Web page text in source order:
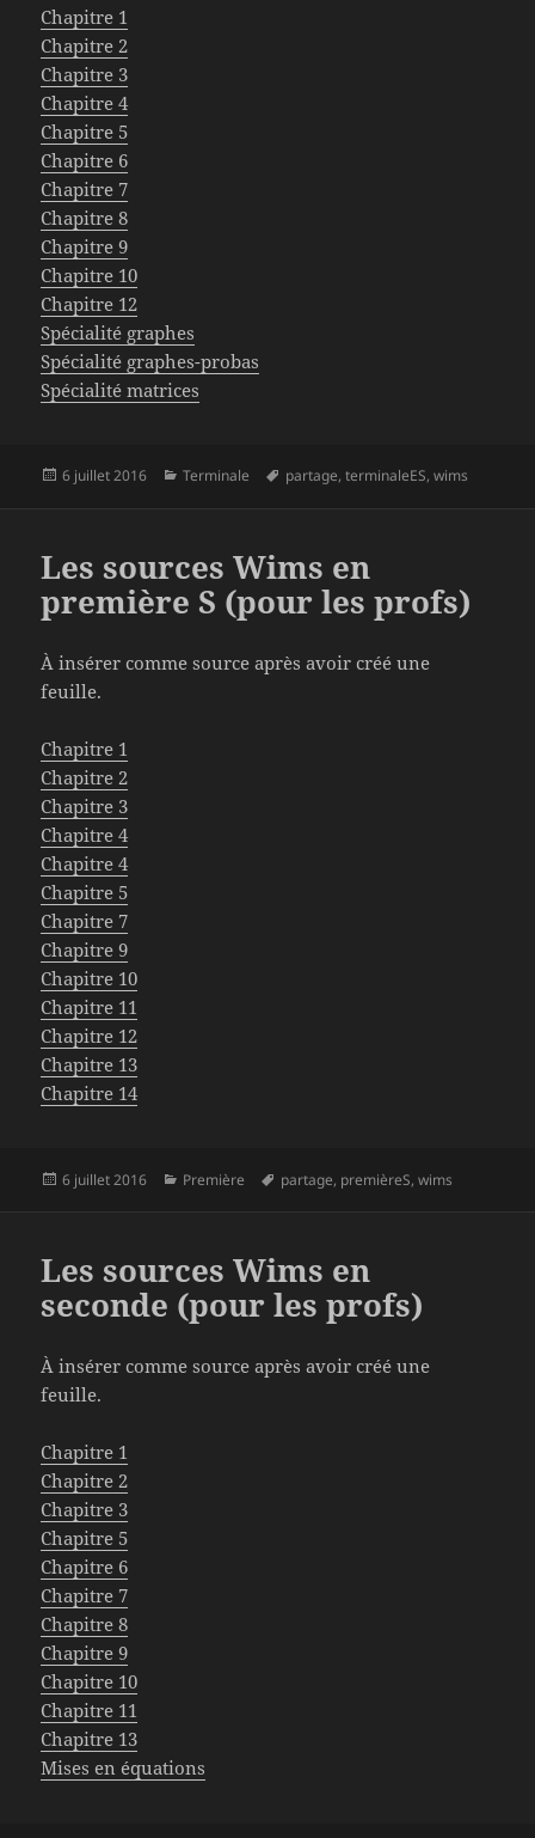
Chapitre 1
Chapitre 2
Chapitre 3
Chapitre 4
Chapitre 5
Chapitre 6
Chapitre 7
Chapitre 8
Chapitre 9
Chapitre 10
Chapitre 12
Spécialité graphes
Spécialité graphes-probas
Spécialité matrices
Publié
6 juillet 2016 Catégories
Terminale
Mots-
partage,terminaleES,wims
Les sources Wims en
première S (pour les profs)
À insérer comme source après avoir créé une
feuille.
Chapitre 1
Chapitre 2
Chapitre 3
Chapitre 4
Chapitre 4
Chapitre 5
Chapitre 7
Chapitre 9
Chapitre 10
Chapitre 11
Chapitre 12
Chapitre 13
Chapitre 14
Publié
6 juillet 2016 Catégories
Première
Mots-
partage, premièreS,wims
Les sources Wims en
seconde (pour les profs)
À insérer comme source après avoir créé une
feuille.
Chapitre 1
Chapitre 2
Chapitre 3
Chapitre 5
Chapitre 6
Chapitre 7
Chapitre 8
Chapitre 9
Chapitre 10
Chapitre 11
Chapitre 13
Mises en équations